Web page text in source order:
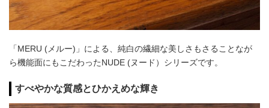
「MERU (メルー)」による、純白の繊細な美しさもさることなが
ら機能面にもこだわったNUDE (ヌード）シリーズです。
すべやかな質感とひかえめな輝き